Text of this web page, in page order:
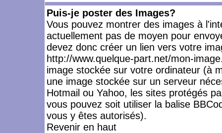
Puis-je poster des Images?
Vous pouvez montrer des images à
actuellement pas de moyen pour
devez donc créer un lien vers votre
http://www.quelque-part.net/mon-
image stockée sur votre ordinateur (à
une image stockée sur un serveur
Hotmail ou Yahoo, les sites protégés
vous pouvez soit utiliser la balise
vous y êtes autorisés).
Revenir en haut